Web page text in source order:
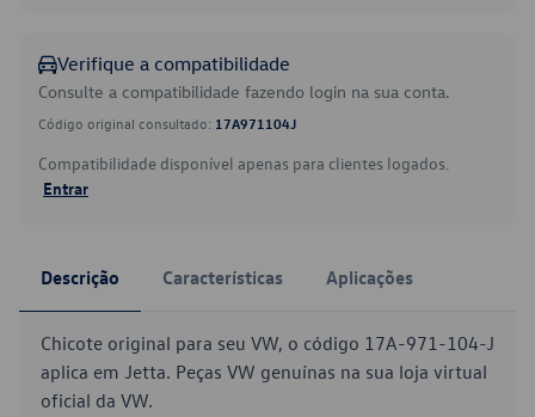
Verifique a compatibilidade
Consulte a compatibilidade fazendo login na sua conta.
Código original consultado: 17A971104J
Compatibilidade disponível apenas para clientes logados.
Entrar
Descrição Características Aplicações
Chicote original para seu VW, o código 17A-971-104-J
aplica em Jetta. Peças VW genuínas na sua loja virtual
oficial da VW.